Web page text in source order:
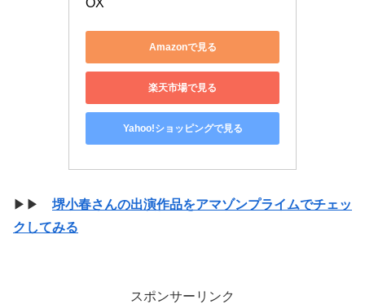
OX
Amazonで見る
楽天市場で見る
Yahoo!ショッピングで見る
▶▶ 堺小春さんの出演作品をアマゾンプライムでチェッ
クしてみる
スポンサーリンク